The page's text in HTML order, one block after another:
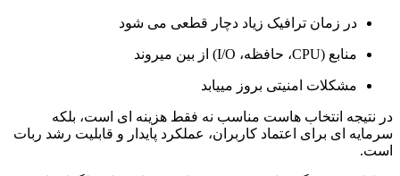
در زمان ترافیک زیاد دچار قطعی می شود
منابع (CPU، حافظه، I/O) از بین میروند
مشکلات امنیتی بروز مییابد
در نتیجه انتخاب هاست مناسب نه فقط هزینه ای است، بلکه
سرمایه ای برای اعتماد کاربران، عملکرد پایدار و قابلیت رشد ربات
است.